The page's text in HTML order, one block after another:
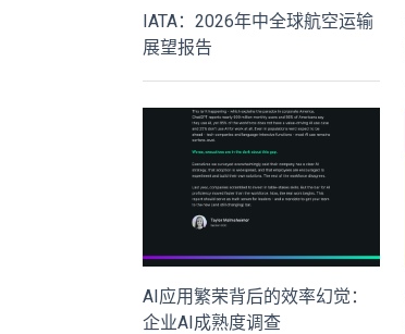
IATA：2026年中全球航空运输
展望报告
AI应用繁荣背后的效率幻觉：
企业AI成熟度调查